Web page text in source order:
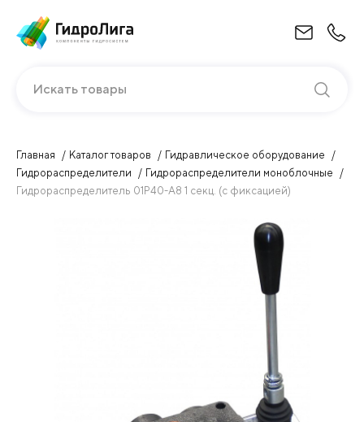
Искать товары
Главная Каталог товаров
Гидравлическое оборудование
Гидрораспределители
Гидрораспределители моноблочные
Гидрораспределитель 01P40-А8 1 секц. (c фиксацией)